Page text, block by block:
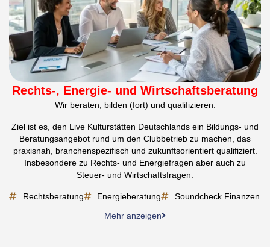
Rechts-, Energie- und Wirtschaftsberatung
Wir beraten, bilden (fort) und qualifizieren.
Ziel ist es, den Live Kulturstätten Deutschlands ein Bildungs- und
Beratungsangebot rund um den Clubbetrieb zu machen, das
praxisnah, branchenspezifisch und zukunftsorientiert qualifiziert.
Insbesondere zu Rechts- und Energiefragen aber auch zu
Steuer- und Wirtschaftsfragen.
Rechtsberatung Energieberatung
Soundcheck Finanzen
Mehr anzeigen